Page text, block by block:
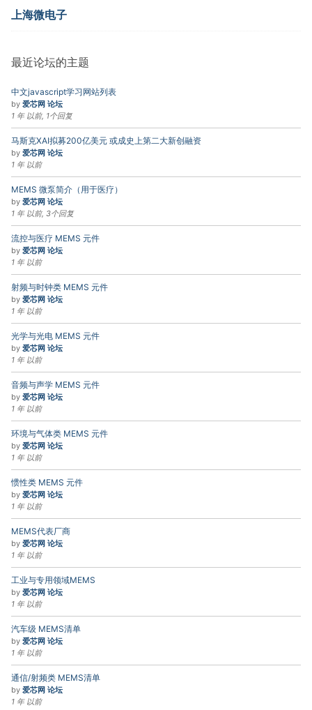
上海微电子
最近论坛的主题
中文javascript学习网站列表
by 爱芯网 论坛
1 年 以前, 1个回复
马斯克XAI拟募200亿美元 或成史上第二大新创融资
by 爱芯网 论坛
1 年 以前
MEMS 微泵简介（用于医疗）
by 爱芯网 论坛
1 年 以前, 3个回复
流控与医疗 MEMS 元件
by 爱芯网 论坛
1 年 以前
射频与时钟类 MEMS 元件
by 爱芯网 论坛
1 年 以前
光学与光电 MEMS 元件
by 爱芯网 论坛
1 年 以前
音频与声学 MEMS 元件
by 爱芯网 论坛
1 年 以前
环境与气体类 MEMS 元件
by 爱芯网 论坛
1 年 以前
惯性类 MEMS 元件
by 爱芯网 论坛
1 年 以前
MEMS代表厂商
by 爱芯网 论坛
1 年 以前
工业与专用领域MEMS
by 爱芯网 论坛
1 年 以前
汽车级 MEMS清单
by 爱芯网 论坛
1 年 以前
通信/射频类 MEMS清单
by 爱芯网 论坛
1 年 以前